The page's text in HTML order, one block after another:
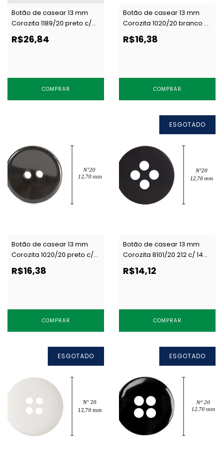
Botão de casear 13 mm
Corozita 1189/20 preto c/
144 un
R$26,84
COMPRAR
Botão de casear 13 mm
Corozita 1020/20 branco c/
144 un
R$16,38
COMPRAR
Botão de casear 13 mm
Corozita 1020/20 preto c/
144 un
R$16,38
COMPRAR
ESGOTADO
Botão de casear 13 mm
Corozita 8101/20 212 c/ 144
R$14,12
COMPRAR
ESGOTADO ESGOTADO